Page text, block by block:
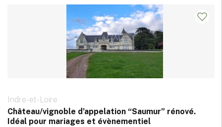
Indre-et-Loire
Château/vignoble d’appelation “Saumur” rénové.
Idéal pour mariages et évènementiel